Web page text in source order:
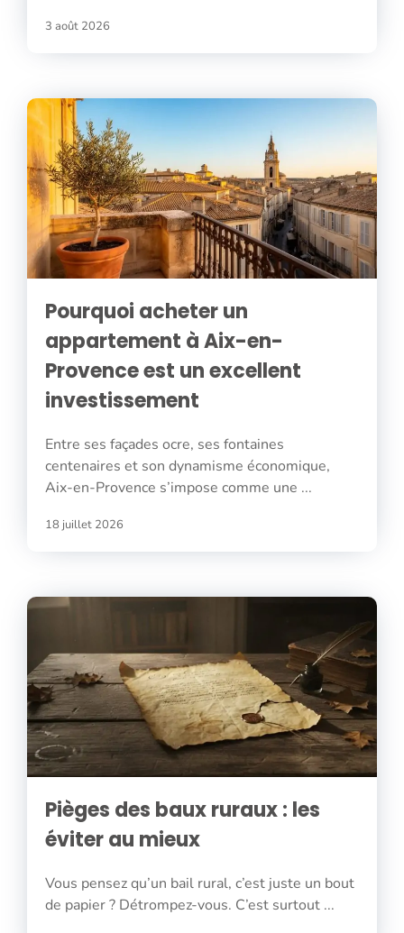
3 août 2026
Pourquoi acheter un
appartement à Aix-en-
Provence est un excellent
investissement
Entre ses façades ocre, ses fontaines
centenaires et son dynamisme économique,
Aix-en-Provence s’impose comme une ...
18 juillet 2026
Pièges des baux ruraux : les
éviter au mieux
Vous pensez qu’un bail rural, c’est juste un bout
de papier ? Détrompez-vous. C’est surtout ...